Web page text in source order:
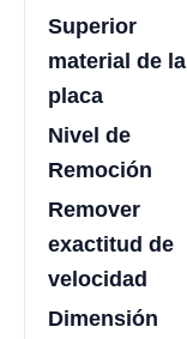
Superior
material de la
placa
Nivel de
Remoción
Remover
exactitud de
velocidad
Dimensión